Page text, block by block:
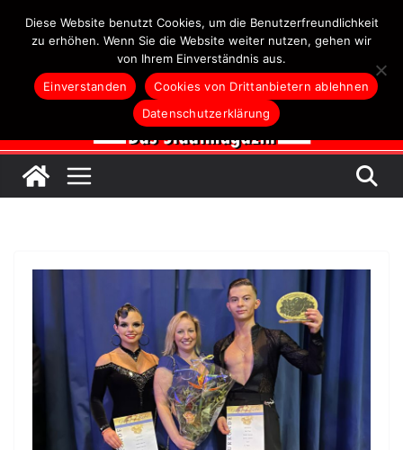
Inhalt
Diese Website benutzt Cookies, um die Benutzerfreundlichkeit
zu erhöhen. Wenn Sie die Website weiter nutzen, gehen wir
von Ihrem Einverständnis aus.
Einverstanden
Cookies von Drittanbietern ablehnen
Datenschutzerklärung